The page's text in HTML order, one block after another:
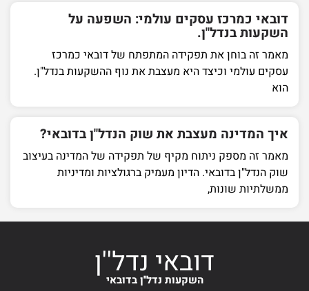
דובאי כמרכז עסקים עולמי: השפעה על
השקעות בנדל"ן.
מאמר זה בוחן את תפקידה המתפתח של דובאי כמרכז
עסקים עולמי וכיצד היא מעצבת את נוף ההשקעות בנדל"ן.
הוא
איך המדינה מעצבת את שוק הנדל"ן בדובאי?
מאמר זה מספק ניתוח מקיף של תפקידה של המדינה בעיצוב
שוק הנדל"ן בדובאי. הדיון מעמיק ברגולציות ומדיניות
ממשלתיות שונות,
דובאי נדל''ן
השקעות נדל''ן בדובאי